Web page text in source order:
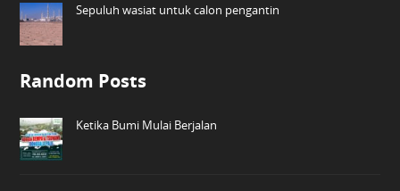
Sepuluh wasiat untuk calon pengantin
Random Posts
Ketika Bumi Mulai Berjalan